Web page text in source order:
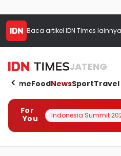
Baca artikel IDN Times lainnya
JATENG
HomeFoodNewsSportTravel
For
You
Indonesia Summit